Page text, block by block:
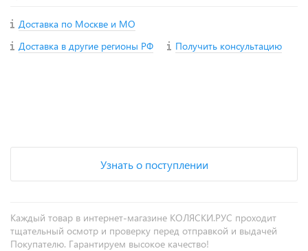
Доставка по Москве и МО
Доставка в другие регионы РФ
Получить консультацию
Узнать о поступлении
Каждый товар в интернет-магазине КОЛЯСКИ.РУС проходит
тщательный осмотр и проверку перед отправкой и выдачей
Покупателю. Гарантируем высокое качество!